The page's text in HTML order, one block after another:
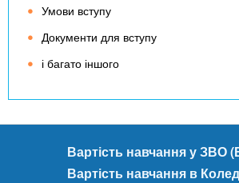
Умови вступу
Документи для вступу
і багато іншого
Вартість навчання у ЗВО
Вартість навчання в